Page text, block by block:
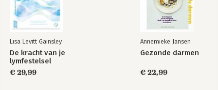
Lisa Levitt Gainsley
De kracht van je
lymfestelsel
€ 29,99
Annemieke Jansen
Gezonde darmen
€ 22,99